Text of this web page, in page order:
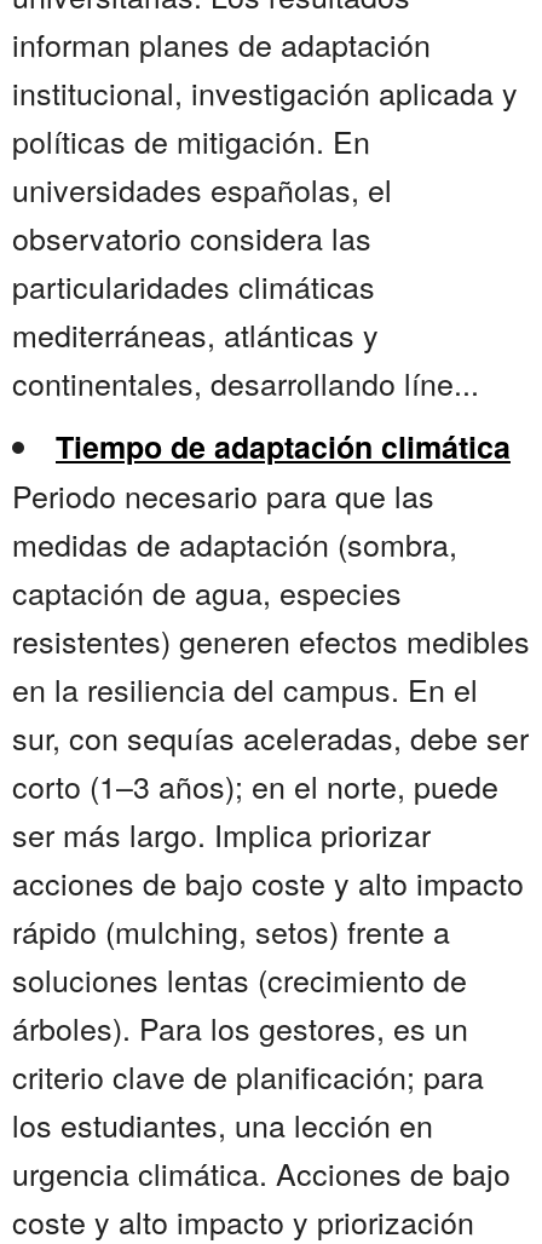
informan planes de adaptación
institucional, investigación aplicada y
políticas de mitigación. En
universidades españolas, el
observatorio considera las
particularidades climáticas
mediterráneas, atlánticas y
continentales, desarrollando líne...
Tiempo de adaptación climática
Periodo necesario para que las
medidas de adaptación (sombra,
captación de agua, especies
resistentes) generen efectos medibles
en la resiliencia del campus. En el
sur, con sequías aceleradas, debe ser
corto (1–3 años); en el norte, puede
ser más largo. Implica priorizar
acciones de bajo coste y alto impacto
rápido (mulching, setos) frente a
soluciones lentas (crecimiento de
árboles). Para los gestores, es un
criterio clave de planificación; para
los estudiantes, una lección en
urgencia climática. Acciones de bajo
coste y alto impacto y priorización